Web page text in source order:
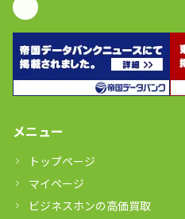
メニュー
トップページ
マイページ
ビジネスホンの高価買取